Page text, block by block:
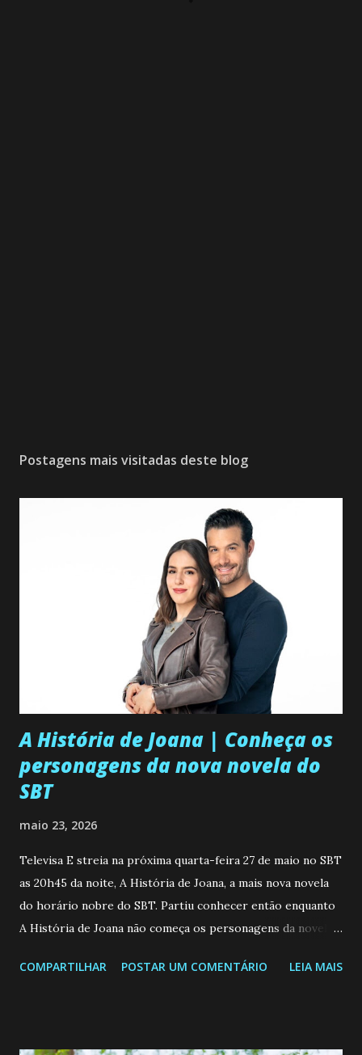
Postagens mais visitadas deste blog
A História de Joana | Conheça os
personagens da nova novela do
SBT
maio 23, 2026
Televisa E streia na próxima quarta-feira 27 de maio no SBT
as 20h45 da noite, A História de Joana, a mais nova novela
do horário nobre do SBT. Partiu conhecer então enquanto
A História de Joana não começa os personagens da novela?
de 25/05/26 a 31/05/26 JOANA GUADALUPE (Camila
COMPARTILHAR POSTAR UM COMENTÁRIO LEIA MAIS